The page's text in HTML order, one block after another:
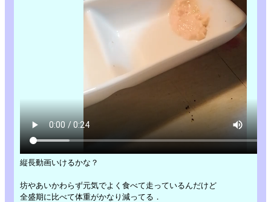
縦長動画いけるかな？
坊やあいかわらず元気でよく食べて走っているんだけど
全盛期に比べて体重がかなり減ってる．